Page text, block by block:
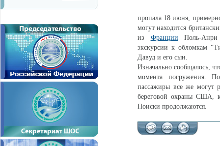
пропала 18 июня,
могут находится
из Франции Поль-Анри
экскурсии к обломкам
Давуд и его сын.
Изначально сообщалось,
момента погружения.
пассажиры все же могут
береговой охраны США,
Поиски продолжаются.